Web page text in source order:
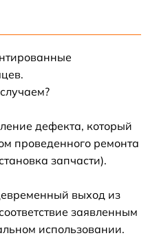
дефекта, который
проведенного ремонта
запчасти).
выход из
заявленным
использовании.